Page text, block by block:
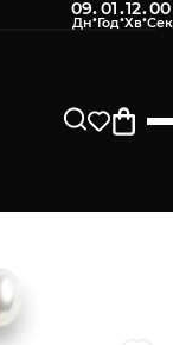
09:01:11:59
магазині